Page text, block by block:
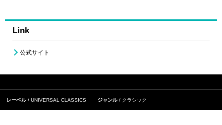
Link
公式サイト
レーベル UNIVERSAL CLASSICS ジャンル クラシック